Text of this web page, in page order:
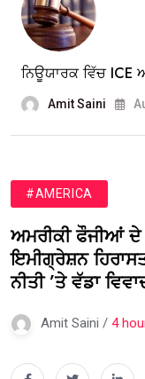
ਨਿਊਯਾਰਕ ਵਿੱਚ ICE
Amit Saini
#AMERICA
ਅਮਰੀਕੀ ਫੌਜੀਆਂ ਦੇ
ਇਮੀਗ੍ਰੇਸ਼ਨ
ਨੀਤੀ ’ਤੇ ਵੱਡਾ
Amit Saini / 4